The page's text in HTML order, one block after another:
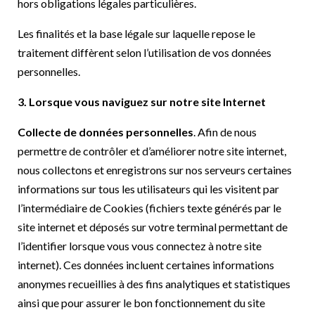
hors obligations légales particulières.
Les finalités et la base légale sur laquelle repose le
traitement diffèrent selon l’utilisation de vos données
personnelles.
3. Lorsque vous naviguez sur notre site Internet
Collecte de données personnelles . Afin de nous
permettre de contrôler et d’améliorer notre site internet,
nous collectons et enregistrons sur nos serveurs certaines
informations sur tous les utilisateurs qui les visitent par
l’intermédiaire de Cookies (fichiers texte générés par le
site internet et déposés sur votre terminal permettant de
l’identifier lorsque vous vous connectez à notre site
internet). Ces données incluent certaines informations
anonymes recueillies à des fins analytiques et statistiques
ainsi que pour assurer le bon fonctionnement du site